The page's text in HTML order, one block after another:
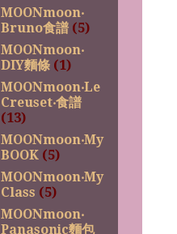
MOONmoon‧
Bruno食譜 (5)
MOONmoon‧
DIY麵條 (1)
MOONmoon‧Le
Creuset‧食譜
(13)
MOONmoon‧My
BOOK (5)
MOONmoon‧My
Class (5)
MOONmoon‧
Panasonic麵包